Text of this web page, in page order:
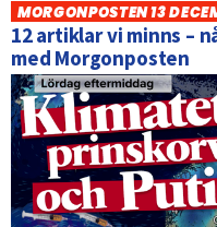
MORGONPOSTEN 13
12 artiklar vi minns –
med Morgonposten